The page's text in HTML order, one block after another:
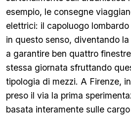
esempio, le consegne
elettrici: il capoluogo
in questo senso, diventando
a garantire ben quattro
stessa giornata sfruttando
tipologia di mezzi. A Firenze,
preso il via la prima
basata interamente sulle